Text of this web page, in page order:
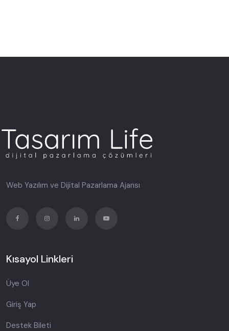
Web Yazılım ve Dijital Pazarlama Ajansı
Kısayol Linkleri
Üye Ol
Giriş Yap
Destek Bileti